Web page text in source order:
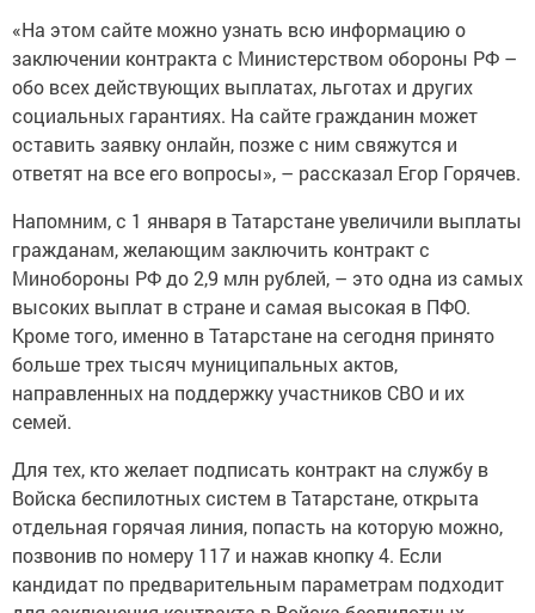
«На этом сайте можно узнать всю информацию о
заключении контракта с Министерством обороны РФ –
обо всех действующих выплатах, льготах и других
социальных гарантиях. На сайте гражданин может
оставить заявку онлайн, позже с ним свяжутся и
ответят на все его вопросы», – рассказал Егор Горячев.
Напомним, с 1 января в Татарстане увеличили выплаты
гражданам, желающим заключить контракт с
Минобороны РФ до 2,9 млн рублей, – это одна из самых
высоких выплат в стране и самая высокая в ПФО.
Кроме того, именно в Татарстане на сегодня принято
больше трех тысяч муниципальных актов,
направленных на поддержку участников СВО и их
семей.
Для тех, кто желает подписать контракт на службу в
Войска беспилотных систем в Татарстане, открыта
отдельная горячая линия, попасть на которую можно,
позвонив по номеру 117 и нажав кнопку 4. Если
кандидат по предварительным параметрам подходит